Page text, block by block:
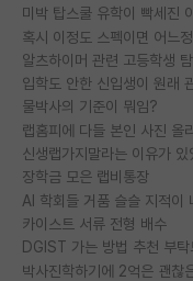
미박 탑스쿨 유학이 빡세진
혹시 이정도 스펙이면 어느
알츠하이머 관련 고등학생
입학도 안한 신입생이 원래
물박사의 기준이 뭐임?
랩홈피에 다들 본인 사진 올
신생랩가지말라는 이유가 있
장학금 모은 랩비통장
AI 학회들 거품 슬슬 지적이
카이스트 서류 전형 배수
DGIST 가는 방법 추천 부탁